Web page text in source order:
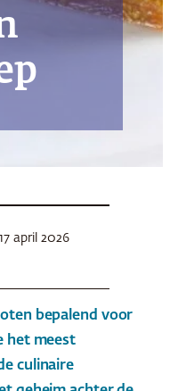
17 april 2026
bepalend voor
het meest
culinaire